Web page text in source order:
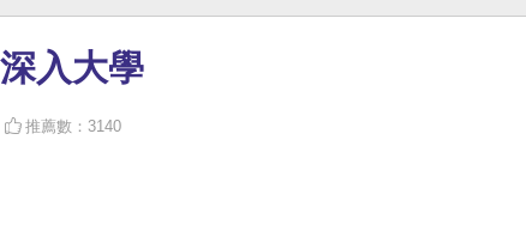
入大學
推薦數：3140